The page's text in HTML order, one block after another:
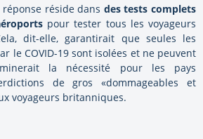
réside dans des tests complets
pour tester tous les voyageurs
dit-elle, garantirait que seules les
le COVID-19 sont isolées et ne peuvent
la nécessité pour les pays
de gros «dommageables et
voyageurs britanniques.